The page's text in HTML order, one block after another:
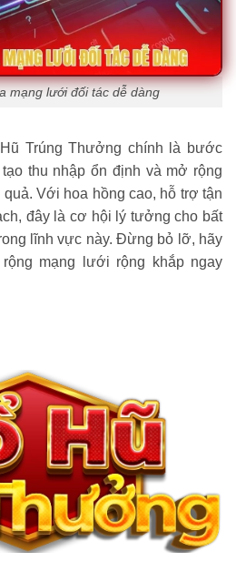
mạng lưới đối tác dễ dàng
Trúng Thưởng chính là bước
thu nhập ổn định và mở rộng
Với hoa hồng cao, hỗ trợ tận
đây là cơ hội lý tưởng cho bất
lĩnh vực này. Đừng bỏ lỡ, hãy
mạng lưới rộng khắp ngay